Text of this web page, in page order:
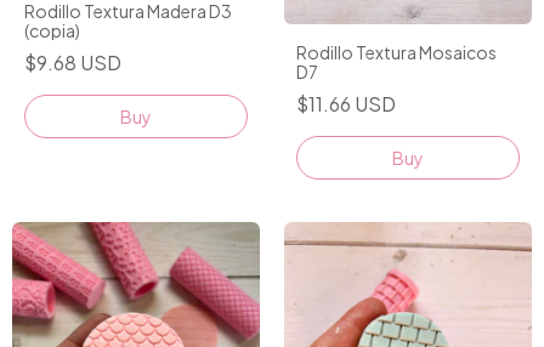
Rodillo Textura Madera D3
(copia)
$9.68 USD
Rodillo Textura Mosaicos
D7
$11.66 USD